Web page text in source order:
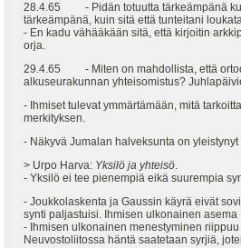
28.4.65 - Pidän totuutta tärkeämpänä
tärkeämpänä, kuin sitä että tunteitani
- En kadu vähääkään sitä, että kirjoitin
orja.
29.4.65 - Miten on mahdollista, että
alkuseurakunnan yhteisomistus?
- Ihmiset tulevat ymmärtämään, mitä
merkityksen.
- Näkyvä Jumalan halveksunta on
> Urpo Harva: Yksilö ja yhteisö.
- Yksilö ei tee pienempiä eikä suurempia
- Joukkolaskenta ja Gaussin käyrä eivät
synti paljastuisi. Ihmisen ulkonainen
- Ihmisen ulkonainen menestyminen
Neuvostoliitossa häntä saatetaan syrjiä,